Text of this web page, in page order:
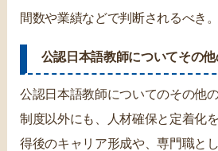
間数や業績などで判断されるべき。
公認日本語教師についてその
公認日本語教師についてのその他
制度以外にも、人材確保と定着化
得後のキャリア形成や、専門職と